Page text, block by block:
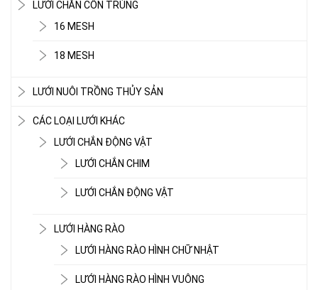
LƯỚI CHẮN CÔN TRÙNG
16 MESH
18 MESH
LƯỚI NUÔI TRỒNG THỦY SẢN
CÁC LOẠI LƯỚI KHÁC
LƯỚI CHẮN ĐỘNG VẬT
LƯỚI CHẮN CHIM
LƯỚI CHẮN ĐỘNG VẬT
LƯỚI HÀNG RÀO
LƯỚI HÀNG RÀO HÌNH CHỮ NHẬT
LƯỚI HÀNG RÀO HÌNH VUÔNG